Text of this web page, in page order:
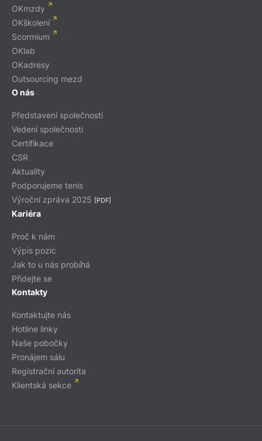
OKmzdy
OKškolení
Scormium
OKlab
OKadresy
Outsourcing mezd
O nás
Představení společnosti
Vedení společnosti
Certifikace
CSR
Aktuality
Podporujeme tenis
Výroční zpráva 2025 [PDF]
Kariéra
Proč k nám
Výpis pozic
Jak to u nás probíhá
Přidejte se
Kontakty
Kontaktujte nás
Hotline linky
Naše pobočky
Pronájem sálu
Registrační autorita
Klientská sekce